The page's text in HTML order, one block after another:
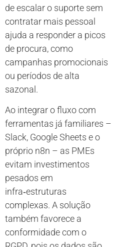
de escalar o suporte sem
contratar mais pessoal
ajuda a responder a picos
de procura, como
campanhas promocionais
ou períodos de alta
sazonal.
Ao integrar o fluxo com
ferramentas já familiares –
Slack, Google Sheets e o
próprio n8n – as PMEs
evitam investimentos
pesados em
infra‑estruturas
complexas. A solução
também favorece a
conformidade com o